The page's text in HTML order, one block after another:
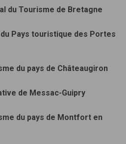
du Tourisme de Bretagne
Pays touristique des Portes
du pays de Châteaugiron
de Messac-Guipry
du pays de Montfort en